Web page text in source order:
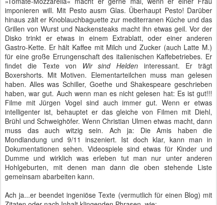
imponieren will. Mit Pesto ausm Glas. Überhaupt Pesto! Darüber
hinaus zält er Knoblauchbaguette zur mediterranen Küche und das
Grillen von Wurst und Nackensteaks macht ihn etwas geil. Vor der
Disko trinkt er etwas in einem Extrablatt, oder einer anderen
Gastro-Kette. Er hält Kaffee mit Milch und Zucker (auch Latte M.)
für eine große Errungenschaft des italienischen Kaffebetriebes. Er
findet die Texte von Wir sind Helden interessant. Er trägt
Boxershorts. Mit Motiven. Elementarteilchen muss man gelesen
haben. Alles was Schiller, Goethe und Shakespeare geschrieben
haben, war gut. Auch wenn man es nicht gelesen hat: Es ist gut!!!
Filme mit Jürgen Vogel sind auch immer gut. Wenn er etwas
intelligenter ist, behauptet er das gleiche von Filmen mit Diehl,
Brühl und Schweighöfer. Wenn Christian Ulmen etwas macht, dann
muss das auch witzig sein. Ach ja: Die Amis haben die
Mondlandung und 9/11 inszeniert. Ist doch klar, kann man in
Dokumentationen sehen. Videospiele sind etwas für Kinder und
Dumme und wirklich was erleben tut man nur unter anderen
Hohlgeburten, mit denen man dann die oben stehende Liste
gemeinsam abarbeiten kann.
Ach ja...er beendet ingeniöse Texte (vermutlich für einen Blog) mit